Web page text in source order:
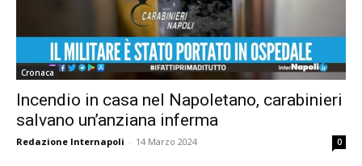
Cronaca
Incendio in casa nel Napoletano, carabinieri
salvano un’anziana inferma
Redazione Internapoli - 14 Marzo 2024 0